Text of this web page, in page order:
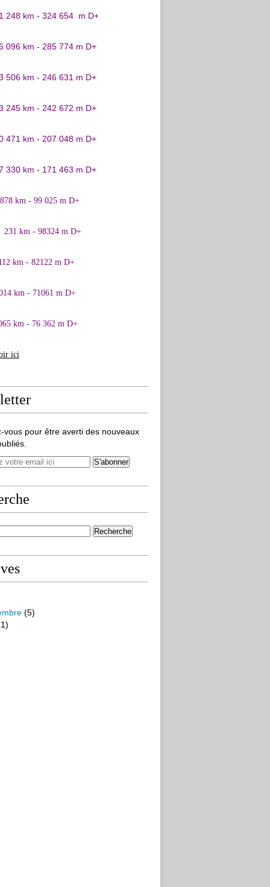
248 km - 324 654 m D+
096 km - 285 774 m D+
506 km - 246 631 m D+
245 km - 242 672 m D+
471 km - 207 048 m D+
330 km - 171 463 m D+
km - 99 025 m D+
231 km - 98324 m D+
km - 82122 m D+
km - 71061 m D+
km - 76 362 m D+
ici
vous pour être averti des nouveaux
(5)